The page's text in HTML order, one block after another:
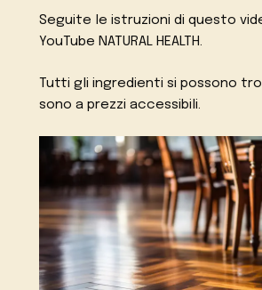
Seguite le istruzioni di questo
YouTube NATURAL HEALTH.
Tutti gli ingredienti si possono
sono a prezzi accessibili.